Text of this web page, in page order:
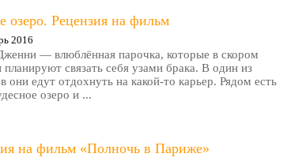
озеро. Рецензия на фильм
2016
— влюблённая парочка, которые в скором
планируют связать себя узами брака. В один из
они едут отдохнуть на какой-то карьер. Рядом есть
озеро и ...
на фильм «Полночь в Париже»